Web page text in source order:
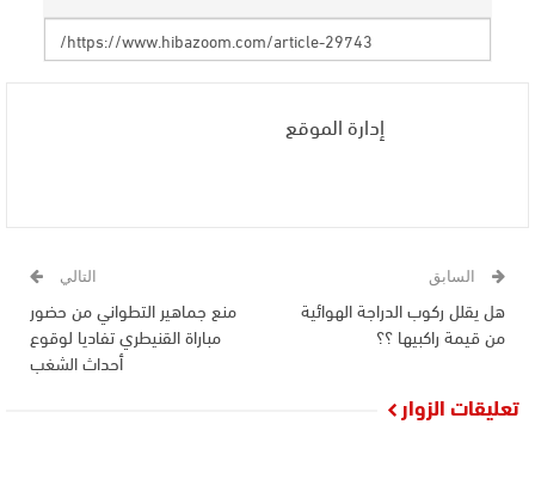
إدارة الموقع
السابق
هل يقلل ركوب الدراجة الهوائية
من قيمة راكبيها ؟؟
التالي
منع جماهير التطواني من حضور
مباراة القنيطري تفاديا لوقوع
أحداث الشغب
تعليقات الزوار